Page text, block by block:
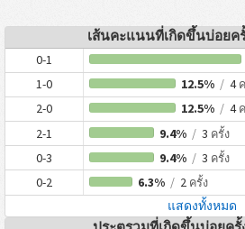
เส้นคะแนนที่เกิดขึ้นบ่อยครั้
0-1
1-0 12.5% /4
2-0 12.5% /4
2-1 9.4% /3 ครั้ง
0-3 9.4% /3 ครั้ง
0-2 6.3% /2 ครั้ง
แสดงทั้งหมด